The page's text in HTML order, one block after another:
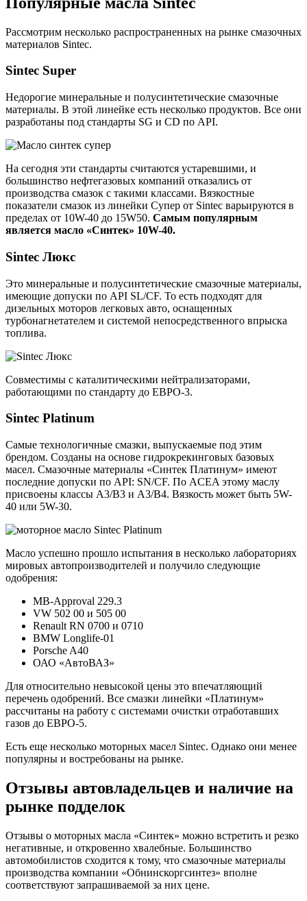
Рассмотрим несколько распространенных на рынке смазочных
материалов Sintec.
Sintec Super
Недорогие минеральные и полусинтетические смазочные
материалы. В этой линейке есть несколько продуктов. Все они
разработаны под стандарты SG и CD по API.
На сегодня эти стандарты считаются устаревшими, и
большинство нефтегазовых компаний отказались от
производства смазок с такими классами. Вязкостные
показатели смазок из линейки Супер от Sintec варьируются в
пределах от 10W-40 до 15W50. Самым популярным
является масло «Синтек» 10W-40.
Sintec Люкс
Это минеральные и полусинтетические смазочные материалы,
имеющие допуски по API SL/CF. То есть подходят для
дизельных моторов легковых авто, оснащенных
турбонагнетателем и системой непосредственного впрыска
топлива.
Совместимы с каталитическими нейтрализаторами,
работающими по стандарту до ЕВРО-3.
Sintec Platinum
Самые технологичные смазки, выпускаемые под этим
брендом. Созданы на основе гидрокрекинговых базовых
масел. Смазочные материалы «Синтек Платинум» имеют
последние допуски по API: SN/CF. По ACEA этому маслу
присвоены классы A3/B3 и A3/B4. Вязкость может быть 5W-
40 или 5W-30.
Масло успешно прошло испытания в несколько лабораториях
мировых автопроизводителей и получило следующие
одобрения:
MB-Approval 229.3
VW 502 00 и 505 00
Renault RN 0700 и 0710
BMW Longlife-01
Porsche A40
ОАО «АвтоВАЗ»
Для относительно невысокой цены это впечатляющий
перечень одобрений. Все смазки линейки «Платинум»
рассчитаны на работу с системами очистки отработавших
газов до ЕВРО-5.
Есть еще несколько моторных масел Sintec. Однако они менее
популярны и востребованы на рынке.
Отзывы автовладельцев и наличие на
рынке подделок
Отзывы о моторных масла «Синтек» можно встретить и резко
негативные, и откровенно хвалебные. Большинство
автомобилистов сходится к тому, что смазочные материалы
производства компании «Обнинскоргсинтез» вполне
соответствуют запрашиваемой за них цене.